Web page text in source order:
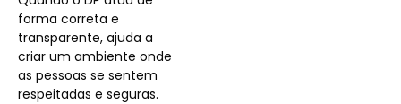
forma correta e
transparente, ajuda a
criar um ambiente onde
as pessoas se sentem
respeitadas e seguras.